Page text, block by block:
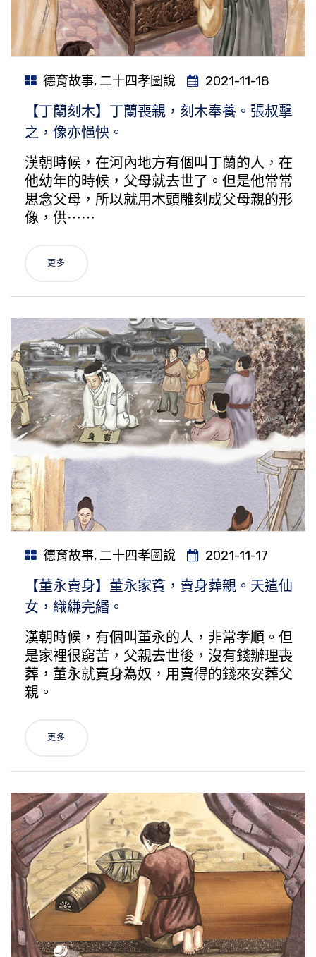
德育故事, 二十四孝圖說 2021-11-18
【丁蘭刻木】丁蘭喪親，刻木奉養。張叔擊
之，像亦悒怏。
漢朝時候，在河內地方有個叫丁蘭的人，在
他幼年的時候，父母就去世了。但是他常常
思念父母，所以就用木頭雕刻成父母親的形
像，供⋯⋯
更多
德育故事, 二十四孝圖說 2021-11-17
【董永賣身】董永家貧，賣身葬親。天遣仙
女，織縑完緡。
漢朝時候，有個叫董永的人，非常孝順。但
是家裡很窮苦，父親去世後，沒有錢辦理喪
葬，董永就賣身為奴，用賣得的錢來安葬父
親。
更多